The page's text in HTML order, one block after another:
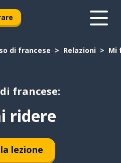
di francese Relazioni Mi
francese:
ridere
lezione